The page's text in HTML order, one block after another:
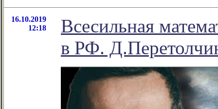
16.10.2019
12:18
Всесильная
в РФ.